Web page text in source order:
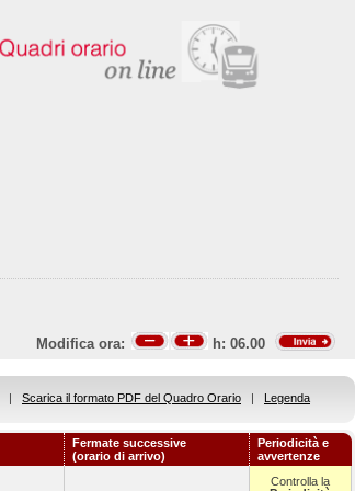
Modifica ora: h: 06.00
| Scarica il formato PDF del Quadro Orario | Legenda
Fermate successive
(orario di arrivo)
Periodicità e
avvertenze
Controlla la